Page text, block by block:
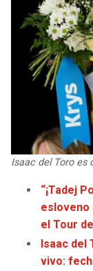
OTRAS LIGAS
STEELERS
TEXANS
COLTS
JAGUARS
COWBOYS
GIANTS
HORNETS
HEAT
MAGIC
WIZARDS
CLIPPERS
LAKERS
Isaac del Toro es
“¡Tadej
esloveno
el Tour
Isaac del
vivo: